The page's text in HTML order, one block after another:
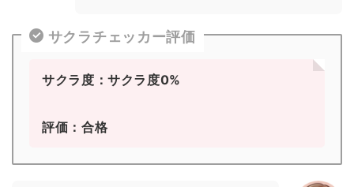
サクラチェッカー評価
サクラ度：サクラ度0%
評価：合格